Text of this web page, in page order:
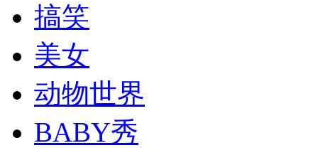
司机酒驾遇交警 急速倒车逃窜
搞笑
美女
动物世界
BABY秀